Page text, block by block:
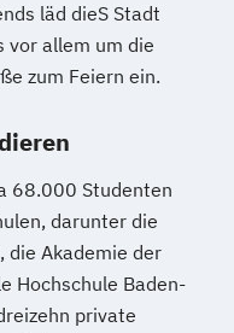
läd dieS Stadt
vor allem um die
zum Feiern ein.
68.000 Studenten
darunter die
die Akademie der
Hochschule Baden-
private